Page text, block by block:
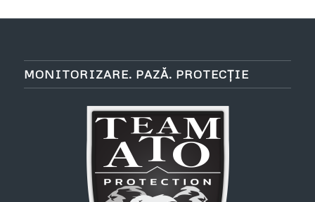
MONITORIZARE. PAZĂ. PROTECȚIE